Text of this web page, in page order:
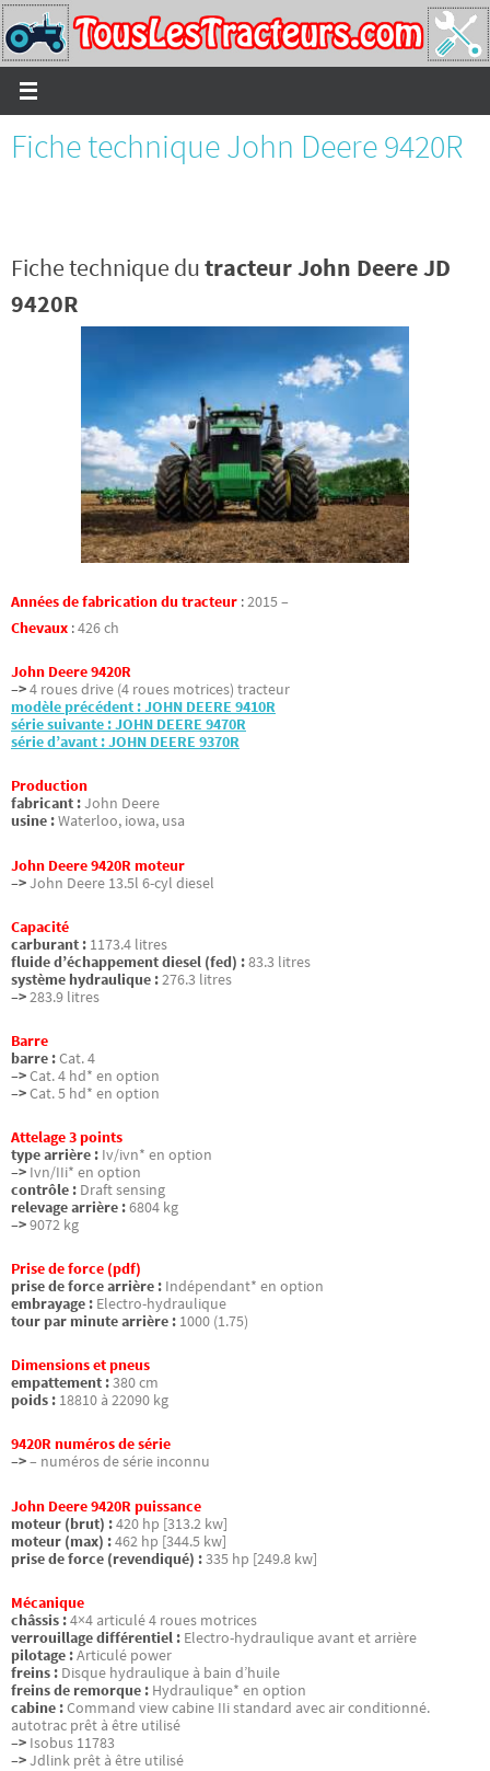
Passer
vers
le
contenu
Fiche technique John Deere 9420R
Fiche technique dutracteur John Deere JD
9420R
Années de fabrication du tracteur :2015 –
Chevaux :426 ch
John Deere 9420R
–>4 roues drive (4 roues motrices) tracteur
modèle précédent : JOHN DEERE 9410R
série suivante : JOHN DEERE 9470R
série d’avant : JOHN DEERE 9370R
Production
fabricant :John Deere
usine :Waterloo, iowa, usa
John Deere 9420R moteur
–>John Deere 13.5l 6-cyl diesel
Capacité
carburant : 1173.4 litres
fluide d’échappement diesel (fed) :83.3 litres
système hydraulique :276.3 litres
–>283.9 litres
Barre
barre :Cat. 4
–>Cat. 4 hd* en option
–>Cat. 5 hd* en option
Attelage 3 points
type arrière : Iv/ivn* en option
–> Ivn/IIi* en option
contrôle : Draft sensing
relevage arrière :6804 kg
–>9072 kg
Prise de force (pdf)
prise de force arrière : Indépendant* en option
embrayage : Electro-hydraulique
tour par minute arrière : 1000 (1.75)
Dimensions et pneus
empattement :380 cm
poids : 18810 à 22090 kg
9420R numéros de série
–>– numéros de série inconnu
John Deere 9420R puissance
moteur (brut) :420 hp [313.2 kw]
moteur (max) :462 hp [344.5 kw]
prise de force (revendiqué) :335 hp [249.8 kw]
Mécanique
châssis :4×4 articulé 4 roues motrices
verrouillage différentiel : Electro-hydraulique avant et arrière
pilotage :Articulé power
freins : Disque hydraulique à bain d’huile
freins de remorque : Hydraulique* en option
cabine :Command view cabine IIi standard avec air conditionné.
autotrac prêt à être utilisé
–> Isobus 11783
–>Jdlink prêt à être utilisé